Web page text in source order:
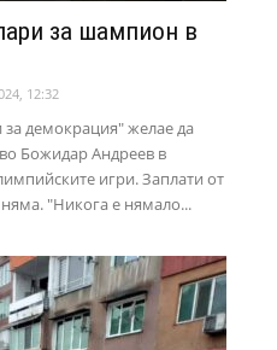
за шампион в
12:32
демокрация" желае да
Божидар Андреев в
игри. Заплати от
"Никога е нямало...